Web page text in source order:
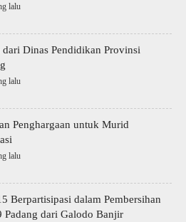
lalu
dari Dinas Pendidikan Provinsi
lalu
Penghargaan untuk Murid
lalu
Berpartisipasi dalam Pembersihan
Padang dari Galodo Banjir